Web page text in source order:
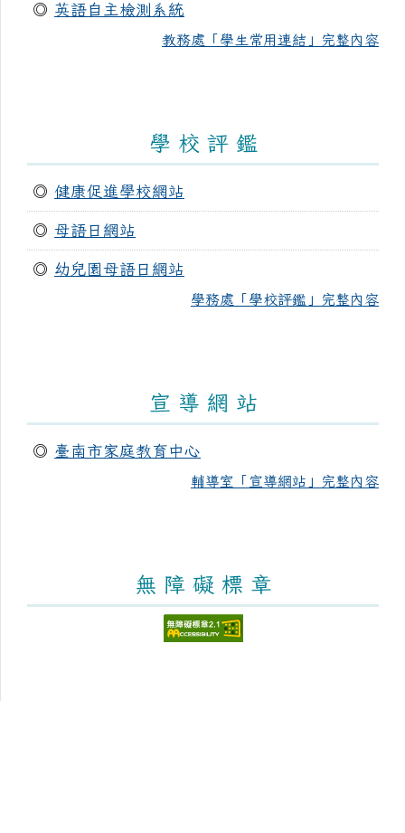
◎ 英語自主檢測系統
教務處「學生常用連結」完整內容
學 校 評 鑑
◎ 健康促進學校網站
◎ 母語日網站
◎ 幼兒園母語日網站
學務處「學校評鑑」完整內容
宣 導 網 站
◎ 臺南市家庭教育中心
輔導室「宣導網站」完整內容
無 障 礙 標 章